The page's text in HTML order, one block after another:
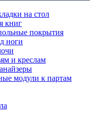
на стол
книг
покрытия
ноги
и креслам
модули к партам